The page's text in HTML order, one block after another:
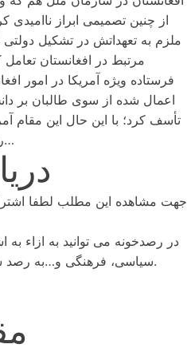
از چنین تصمیمی ابراز
ملزم به تعهداتش در تشکیل
مرتبط در افغانستان
فرستاده ویژه آمریکا در امور
اعمال شده از سوی طالبان بر
تأسف کرد؛ با این حال این مقام
رسید نسبت به پیوستن افغانستان…
جهت مشاهده این مطلب لطفا
در رصدخونه می توانید به ازاء
سیاسی، فرهنگی و…به رصد سایر افراد دسترسی داشته باشید.